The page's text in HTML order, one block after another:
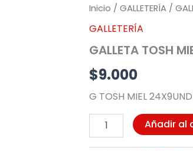
Inicio / GALLETERÍA /
GALLETERÍA
GALLETA TOSH
$9.000
G TOSH MIEL 24X9UND
GALLETA
MIEL
9UND
(3275)
cantidad
Añadir al